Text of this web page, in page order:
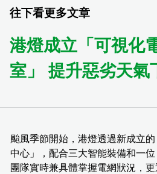
往下看更多文章
港燈成立「可視化
室」 提升惡劣天氣
颱風季節開始，港燈透過新成立
中心」，配合三大智能裝備和一
團隊實時兼具體掌握電網狀況，